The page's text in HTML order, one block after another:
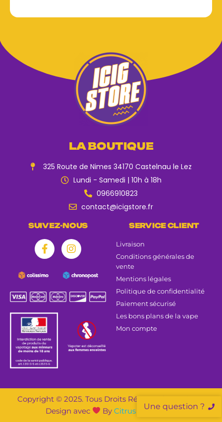
LA BOUTIQUE
325 Route de Nimes 34170 Castelnau le Lez
Lundi - Samedi | 10h à 18h
0966910823
contact@icigstore.fr
SUIVEZ-NOUS SERVICE CLIENT
Livraison
Conditions générales de
vente
Mentions légales
Politique de confidentialité
Paiement sécurisé
Les bons plans de la vape
Mon compte
Copyright © 2025. Tous Droits Réservés | Création &
Design avec
By Citrus AgenceUne question ?